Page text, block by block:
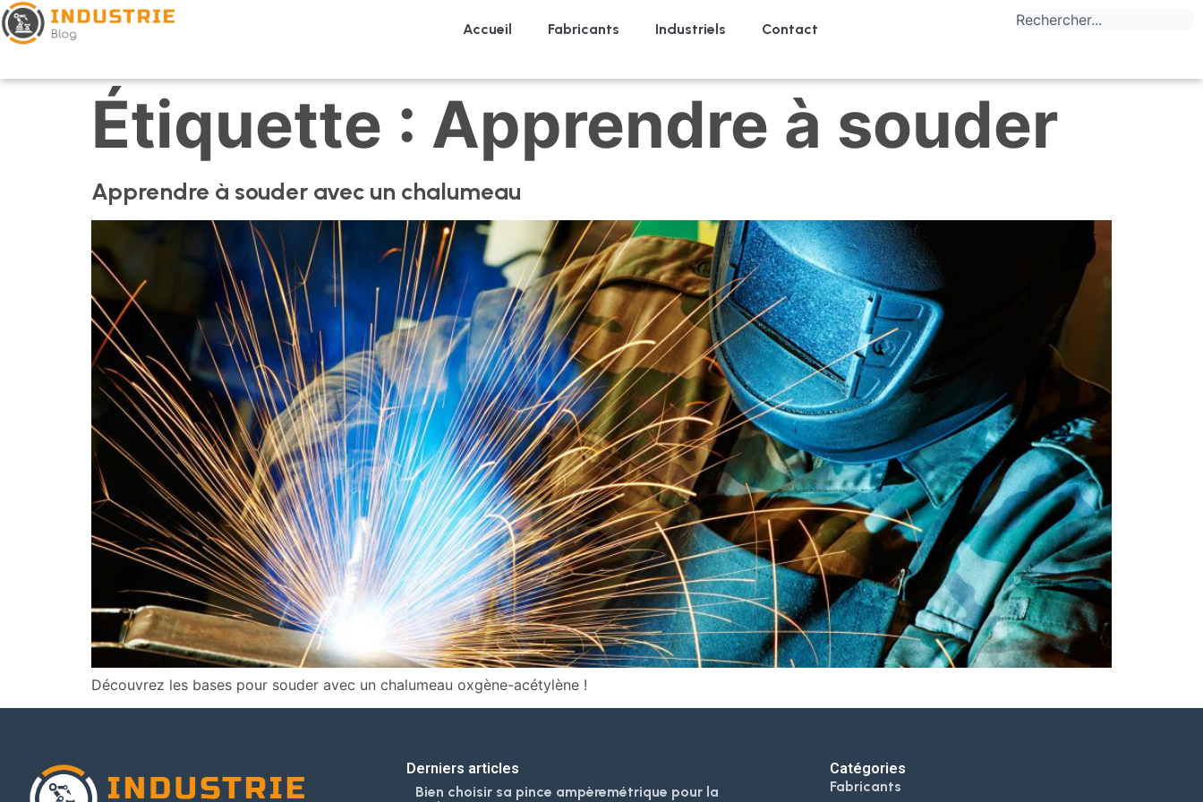
Accueil Fabricants Industriels Contact
Étiquette : Apprendre à souder
Apprendre à souder avec un chalumeau
Découvrez les bases pour souder avec un chalumeau oxgène-acétylène !
Derniers articles
Bien choisir sa pince ampèremétrique pour la
Catégories
Fabricants